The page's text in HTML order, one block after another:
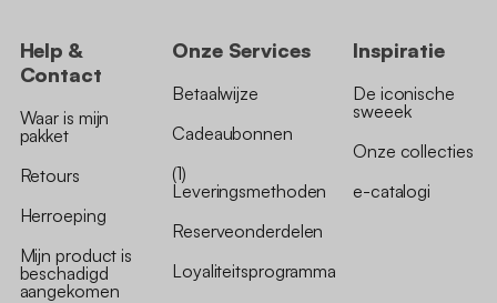
Help &
Contact
Waar is mijn
pakket
Retours
Herroeping
Mijn product is
beschadigd
aangekomen
Onze Services
Betaalwijze
Cadeaubonnen
(1)
Leveringsmethoden
Reserveonderdelen
Loyaliteitsprogramma
Inspiratie
De iconische
sweeek
Onze collecties
e-catalogi